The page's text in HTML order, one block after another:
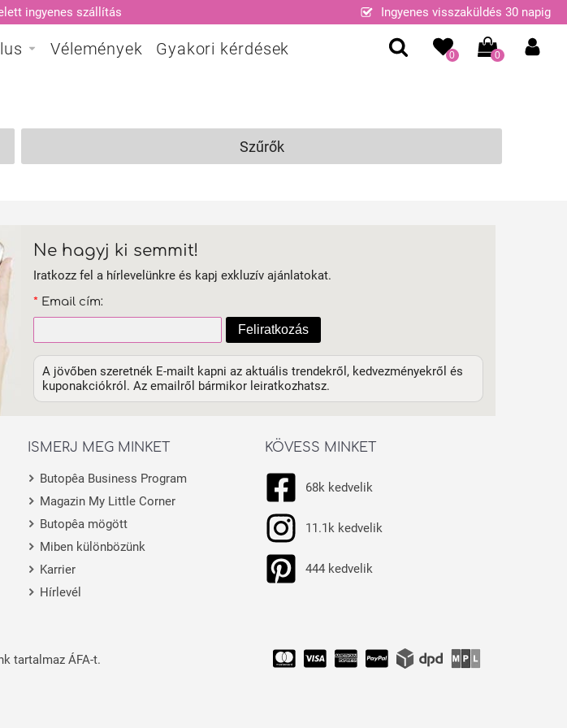
ingyenes szállítás Ingyenes visszaküldés 30 napig
Vélemények Gyakori kérdések 0 0
Szűrők
Ne hagyj ki semmit!
Iratkozz fel a hírlevelünkre és kapj exkluzív ajánlatokat.
* Email cím:
Feliratkozás
A jövőben szeretnék E-mailt kapni az aktuális trendekről, kedvezményekről és
kuponakciókról. Az emailről bármikor leiratkozhatsz.
ISMERJ MEG MINKET
Butopêa Business Program
Magazin My Little Corner
Butopêa mögött
Miben különbözünk
Karrier
Hírlevél
KÖVESS MINKET
68k kedvelik
11.1k kedvelik
444 kedvelik
tartalmaz ÁFA-t.